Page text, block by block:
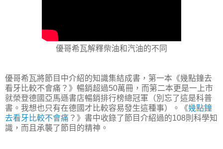
優哥希瓦解釋柴油和汽油的不同
優哥希瓦將節目中介紹的知識集結成書，第一本《幾點鐘去
看牙比較不會痛？》暢銷超過50萬冊，而第二本更是一上市
就榮登德國亞馬遜書店暢銷排行榜總冠軍（別忘了這是科普
書。我想也只有在德國才比較容易發生這種事）。《幾點鐘
去看牙比較不會痛 ？》書中收錄了節目介紹過的108則科學知
識，而且承襲了節目的精神。